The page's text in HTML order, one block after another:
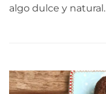
algo dulce y natural.